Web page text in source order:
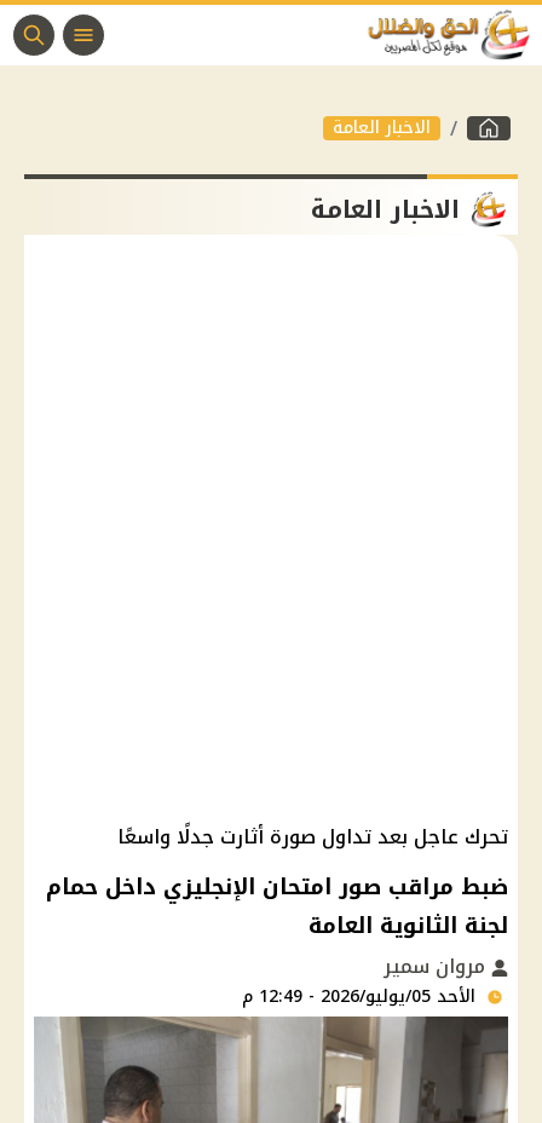
الاخبار العامة
الاخبار العامة
تحرك عاجل بعد تداول صورة أثارت جدلًا واسعًا
ضبط مراقب صور امتحان الإنجليزي داخل حمام
لجنة الثانوية العامة
مروان سمير
الأحد 05/يوليو/2026 - 12:49 م